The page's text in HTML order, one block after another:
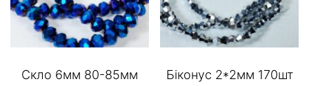
Скло 6мм 80-85мм
Біконус 2*2мм 170шт